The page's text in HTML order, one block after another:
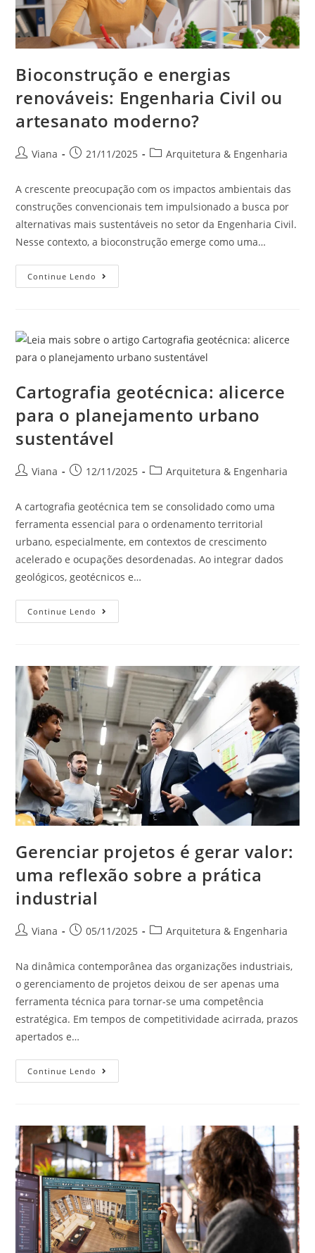
Bioconstrução e energias
renováveis: Engenharia Civil ou
artesanato moderno?
Viana 21/11/2025 Arquitetura & Engenharia
A crescente preocupação com os impactos ambientais das
construções convencionais tem impulsionado a busca por
alternativas mais sustentáveis no setor da Engenharia Civil.
Nesse contexto, a bioconstrução emerge como uma…
Continue Lendo
Cartografia geotécnica: alicerce
para o planejamento urbano
sustentável
Viana 12/11/2025 Arquitetura & Engenharia
A cartografia geotécnica tem se consolidado como uma
ferramenta essencial para o ordenamento territorial
urbano, especialmente, em contextos de crescimento
acelerado e ocupações desordenadas. Ao integrar dados
geológicos, geotécnicos e…
Continue Lendo
Gerenciar projetos é gerar valor:
uma reflexão sobre a prática
industrial
Viana 05/11/2025 Arquitetura & Engenharia
Na dinâmica contemporânea das organizações industriais,
o gerenciamento de projetos deixou de ser apenas uma
ferramenta técnica para tornar-se uma competência
estratégica. Em tempos de competitividade acirrada, prazos
apertados e…
Continue Lendo